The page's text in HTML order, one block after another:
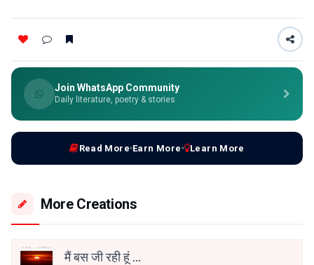
Join WhatsApp Community
Daily literature, poetry & stories
Read More Earn More Learn More
More Creations
मैं बस जी रही हूं ...